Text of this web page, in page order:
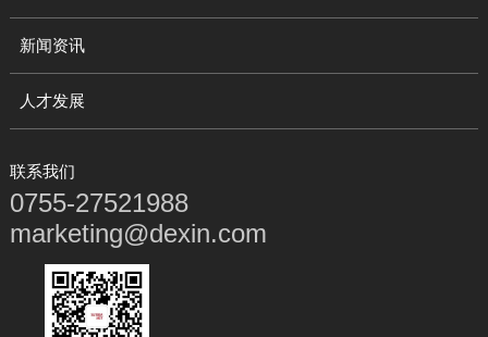
新闻资讯
人才发展
联系我们
0755-27521988
marketing@dexin.com